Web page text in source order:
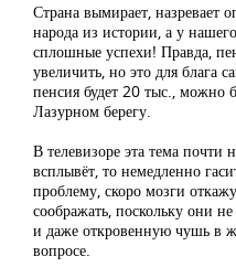
Страна вымирает, назревает
народа из истории, а у
сплошные успехи! Правда,
увеличить, но это для блага
пенсия будет 20 тыс., можно
Лазурном берегу.
В телевизоре эта тема почти
всплывёт, то немедленно
проблему, скоро мозги
соображать, поскольку они
и даже откровенную чушь в
вопросе.